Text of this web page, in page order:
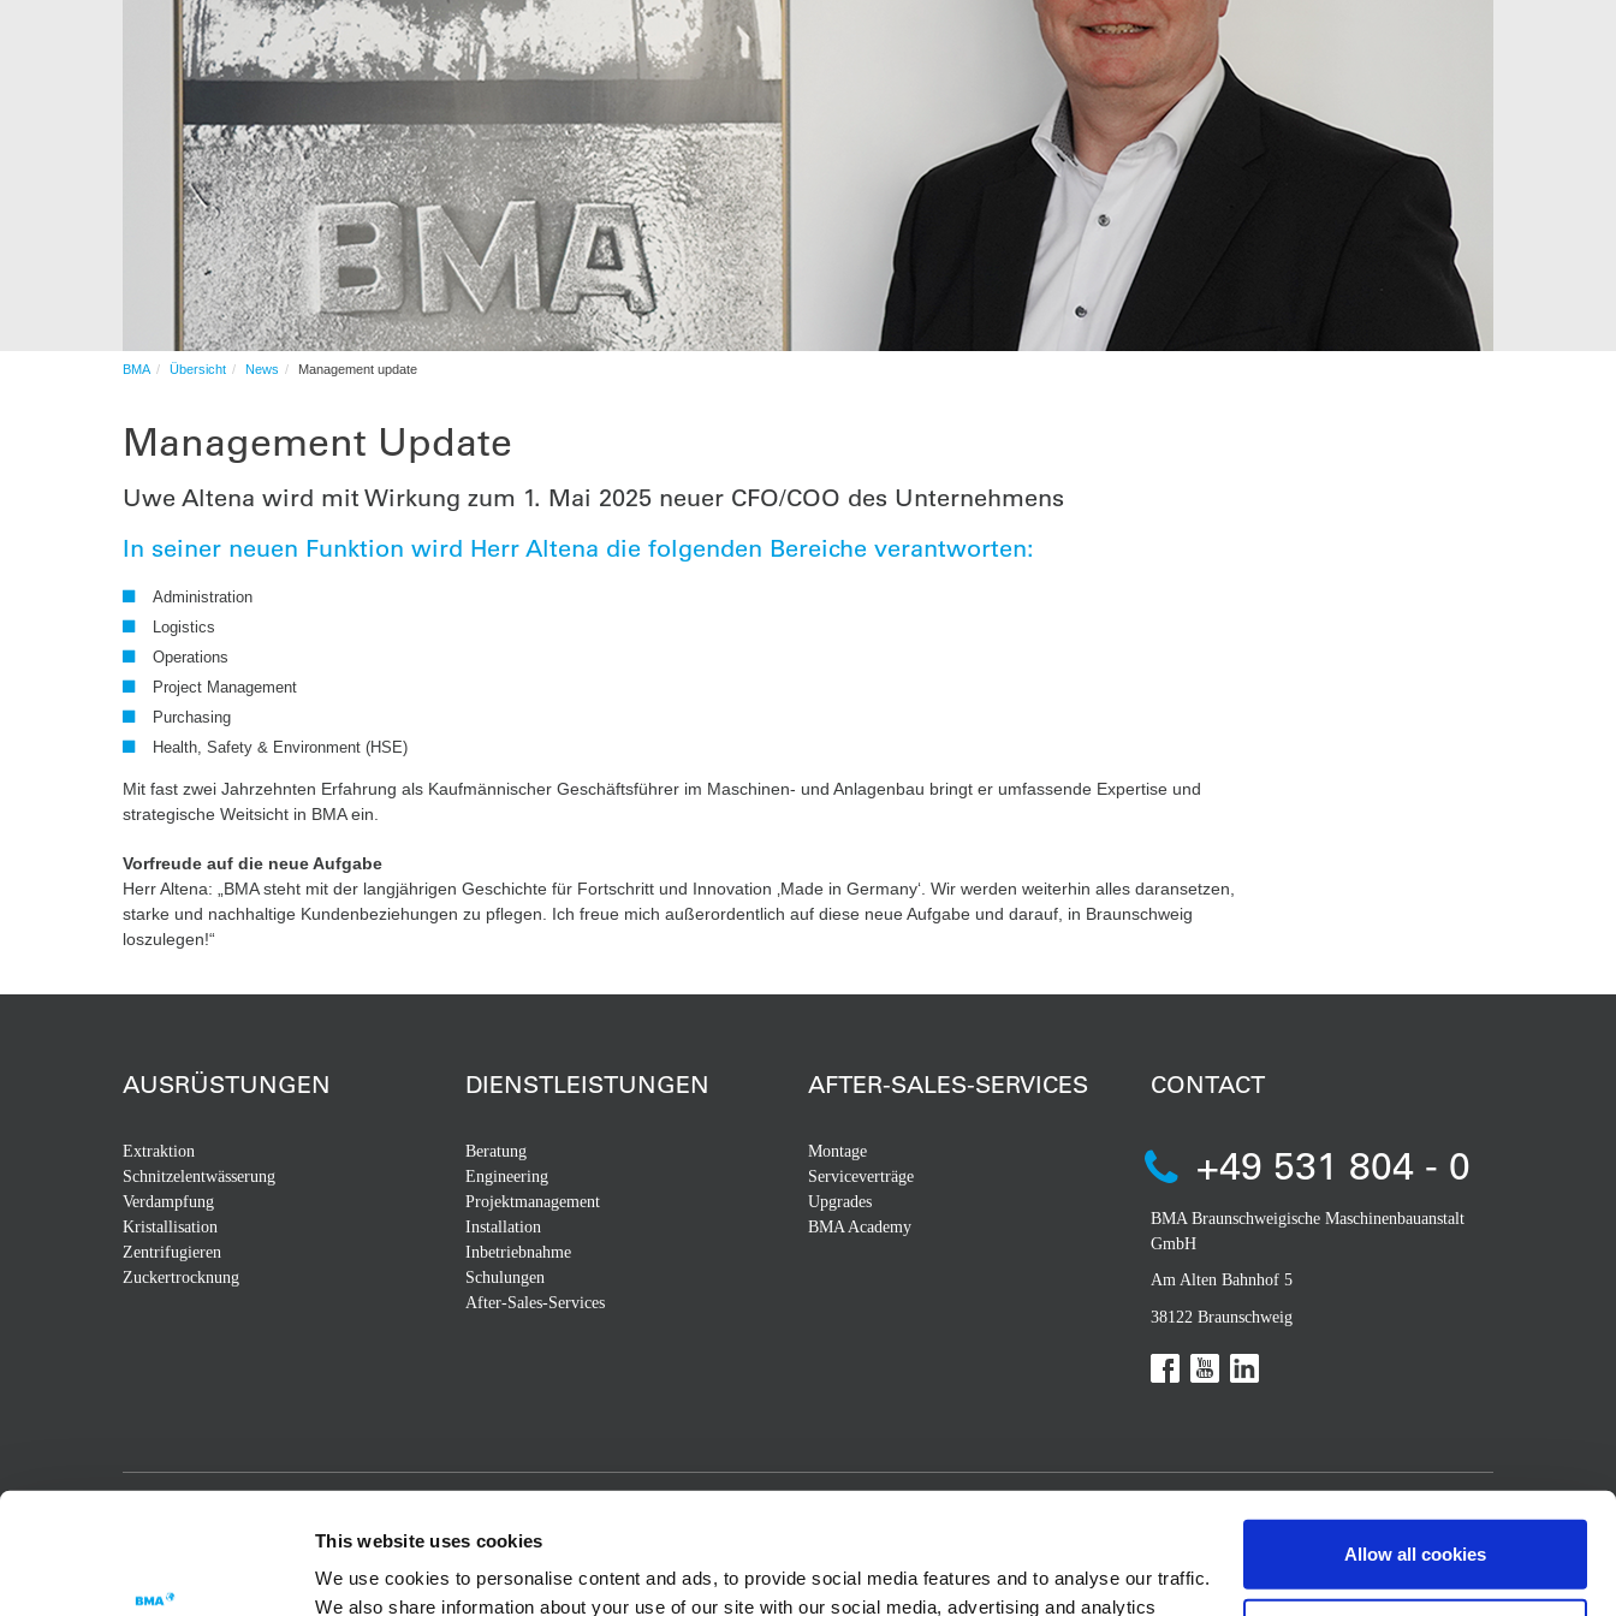
This website uses cookies
We use cookies to personalise content and ads, to provide social media features and to analyse our traffic.
We also share information about your use of our site with our social media, advertising and analytics
Allow all cookies
Automation
After-Sales-Services
Auftragsfertigung
BMA Übersicht News Management update
Management Update
Uwe Altena wird mit Wirkung zum 1. Mai 2025 neuer CFO/COO des Unternehmens
In seiner neuen Funktion wird Herr Altena die folgenden Bereiche verantworten:
Administration
Logistics
Operations
Project Management
Purchasing
Health, Safety & Environment (HSE)
Mit fast zwei Jahrzehnten Erfahrung als Kaufmännischer Geschäftsführer im Maschinen- und Anlagenbau bringt er umfassende Expertise und
strategische Weitsicht in BMA ein.
Vorfreude auf die neue Aufgabe
Herr Altena: „BMA steht mit der langjährigen Geschichte für Fortschritt und Innovation ‚Made in Germany‘. Wir werden weiterhin alles daransetzen,
starke und nachhaltige Kundenbeziehungen zu pflegen. Ich freue mich außerordentlich auf diese neue Aufgabe und darauf, in Braunschweig
loszulegen!“
AUSRÜSTUNGEN
Extraktion
Schnitzelentwässerung
Verdampfung
Kristallisation
Zentrifugieren
Zuckertrocknung
DIENSTLEISTUNGEN
Beratung
Engineering
Projektmanagement
Installation
Inbetriebnahme
Schulungen
After-Sales-Services
AFTER-SALES-SERVICES
Montage
Serviceverträge
Upgrades
BMA Academy
CONTACT
+49 531 804 - 0
BMA Braunschweigische Maschinenbauanstalt
GmbH
Am Alten Bahnhof 5
38122 Braunschweig